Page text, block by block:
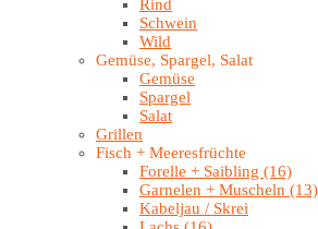
Rind
Schwein
Wild
Gemüse, Spargel, Salat
Gemüse
Spargel
Salat
Grillen
Fisch + Meeresfrüchte
Forelle + Saibling (16)
Garnelen + Muscheln (13)
Kabeljau / Skrei